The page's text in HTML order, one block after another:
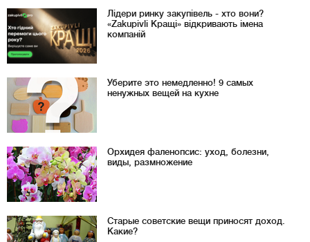
Лідери ринку закупівель - хто вони?
«Zakupivli Кращі» відкривають імена
компаній
Уберите это немедленно! 9 самых
ненужных вещей на кухне
Орхидея фаленопсис: уход, болезни,
виды, размножение
Старые советские вещи приносят доход.
Какие?